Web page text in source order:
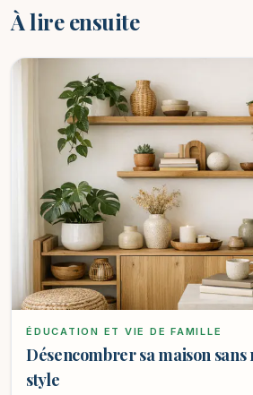
À lire ensuite
ÉDUCATION ET VIE DE FAMILLE
Désencombrer sa maison sans
style